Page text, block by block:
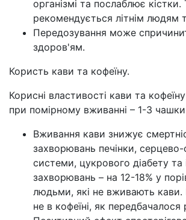
організмі та послаблює
рекомендується літнім людям
Передозування може
здоров'ям.
Користь кави та кофеїну.
Корисні властивості кави та
при помірному вживанні – 1-3
Вживання кави знижує
захворювань печінки, серцево-
системи, цукрового діабету та
захворювань – на 12-18% у
людьми, які не вживають кави.
не в кофеїні, як передбачалося